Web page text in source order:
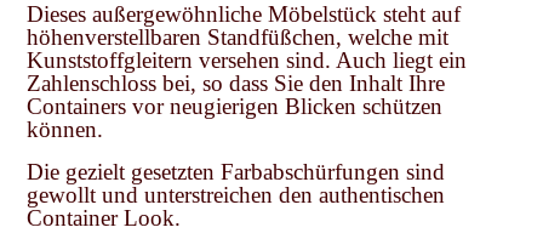
Dieses außergewöhnliche Möbelstück steht auf
höhenverstellbaren Standfüßchen, welche mit
Kunststoffgleitern versehen sind. Auch liegt ein
Zahlenschloss bei, so dass Sie den Inhalt Ihre
Containers vor neugierigen Blicken schützen
können.
Die gezielt gesetzten Farbabschürfungen sind
gewollt und unterstreichen den authentischen
Container Look.